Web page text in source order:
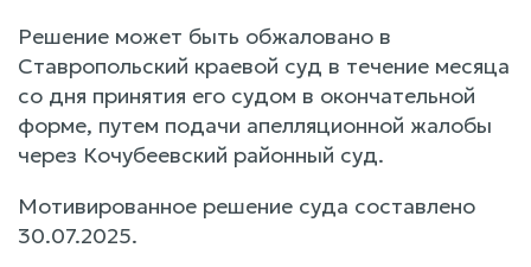
Решение может быть обжаловано в
Ставропольский краевой суд в течение месяца
со дня принятия его судом в окончательной
форме, путем подачи апелляционной жалобы
через Кочубеевский районный суд.
Мотивированное решение суда составлено
30.07.2025.